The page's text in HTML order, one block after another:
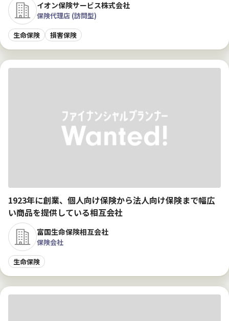
イオン保険サービス株式会社
保険代理店 (訪問型)
生命保険
損害保険
1923年に創業、個人向け保険から法人向け保険まで幅広
い商品を提供している相互会社
富国生命保険相互会社
保険会社
生命保険